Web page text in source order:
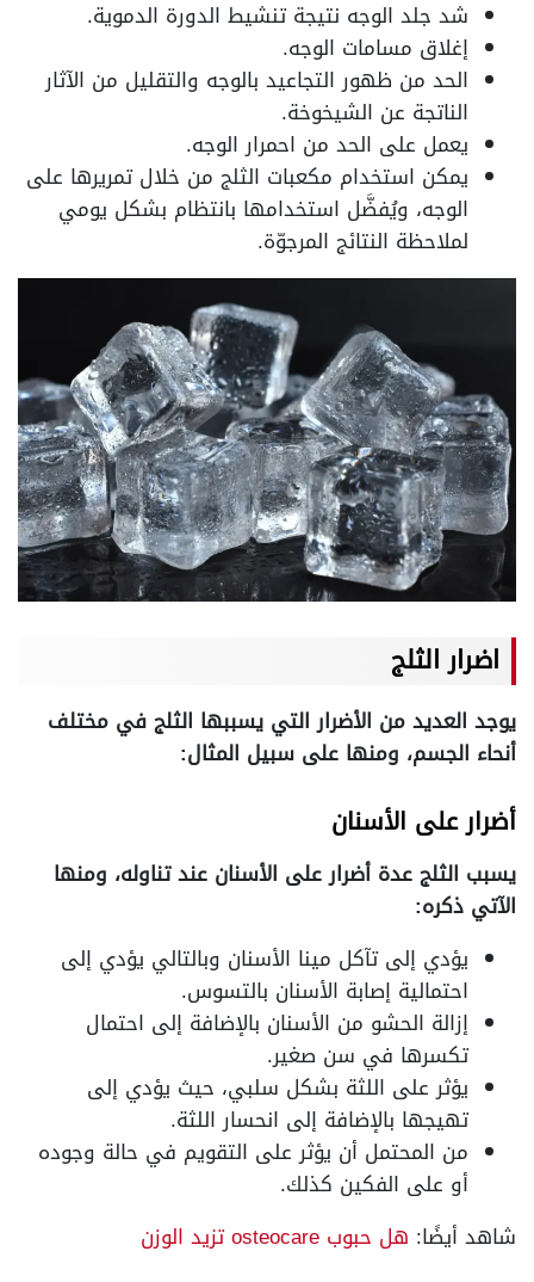
شد جلد الوجه نتيجة تنشيط الدورة الدموية.
إغلاق مسامات الوجه.
الحد من ظهور التجاعيد بالوجه والتقليل من الآثار
الناتجة عن الشيخوخة.
يعمل على الحد من احمرار الوجه.
يمكن استخدام مكعبات الثلج من خلال تمريرها على
الوجه، ويُفضَّل استخدامها بانتظام بشكل يومي
لملاحظة النتائج المرجوّة.
اضرار الثلج
يوجد العديد من الأضرار التي يسببها الثلج في مختلف
أنحاء الجسم، ومنها على سبيل المثال:
أضرار على الأسنان
يسبب الثلج عدة أضرار على الأسنان عند تناوله، ومنها
الآتي ذكره:
يؤدي إلى تآكل مينا الأسنان وبالتالي يؤدي إلى
احتمالية إصابة الأسنان بالتسوس.
إزالة الحشو من الأسنان بالإضافة إلى احتمال
تكسرها في سن صغير.
يؤثر على اللثة بشكل سلبي، حيث يؤدي إلى
تهيجها بالإضافة إلى انحسار اللثة.
من المحتمل أن يؤثر على التقويم في حالة وجوده
أو على الفكين كذلك.
شاهد أيضًا: هل حبوب osteocare تزيد الوزن